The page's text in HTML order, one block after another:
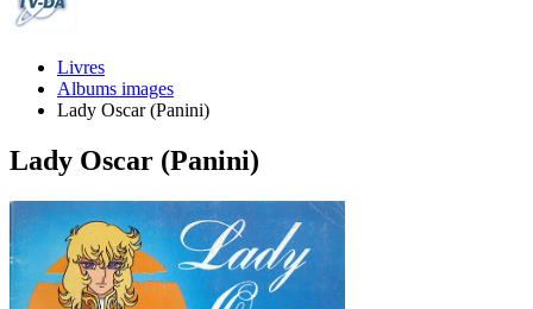
Livres
Albums images
Lady Oscar (Panini)
Lady Oscar (Panini)